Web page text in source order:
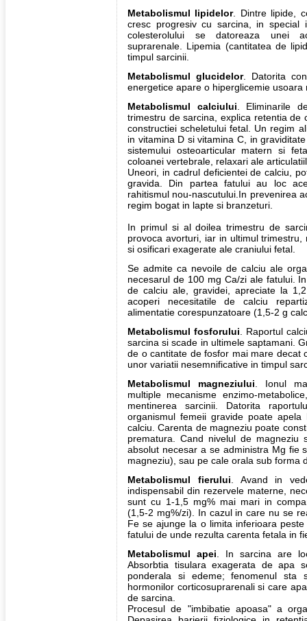
Metabolismul lipidelor. Dintre lipide,
cresc progresiv cu sarcina, in special
colesterolului se datoreaza unei
suprarenale. Lipemia (cantitatea de
timpul sarcinii.
Metabolismul glucidelor. Datorita
energetice apare o hiperglicemie usoara
Metabolismul calciului . Eliminarile
trimestru de sarcina, explica retentia de
constructiei scheletului fetal. Un regim
in vitamina D si vitamina C, in
sistemului osteoarticular matern si
coloanei vertebrale, relaxari ale
Uneori, in cadrul deficientei de calciu,
gravida. Din partea fatului au loc
rahitismul nou-nascutului.In prevenirea
regim bogat in lapte si branzeturi.
In primul si al doilea trimestru de
provoca avorturi, iar in ultimul
si osificari exagerate ale craniului fetal.
Se admite ca nevoile de calciu ale
necesarul de 100 mg Ca/zi ale fatului.
de calciu ale, gravidei, apreciate la
acoperi necesitatile de calciu
alimentatie corespunzatoare (1,5-2 g
Metabolismul fosforului . Raportul
sarcina si scade in ultimele saptamani.
de o cantitate de fosfor mai mare decat
unor variatii nesemnificative in timpul
Metabolismul magneziului . Ionul
multiple mecanisme enzimo-
mentinerea sarcinii. Datorita
organismul femeii gravide poate
calciu. Carenta de magneziu poate
prematura. Cand nivelul de magneziu
absolut necesar a se administra Mg fie
magneziu), sau pe cale orala sub forma
Metabolismul fierului . Avand in
indispensabil din rezervele materne,
sunt cu 1-1,5 mg% mai mari in
(1,5-2 mg%/zi). In cazul in care nu se
Fe se ajunge la o limita inferioara
fatului de unde rezulta carenta fetala in
Metabolismul apei . In sarcina are
Absorbtia tisulara exagerata de apa
ponderala si edeme; fenomenul sta
hormonilor corticosuprarenali si care
de sarcina.
Procesul de "imbibatie apoasa" a